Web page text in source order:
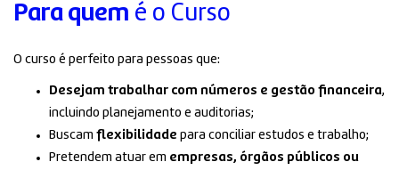
Para quem é o Curso
O curso é perfeito para pessoas que:
Desejam trabalhar com números e gestão financeira,
incluindo planejamento e auditorias;
Buscam flexibilidade para conciliar estudos e trabalho;
Pretendem atuar em empresas, órgãos públicos ou